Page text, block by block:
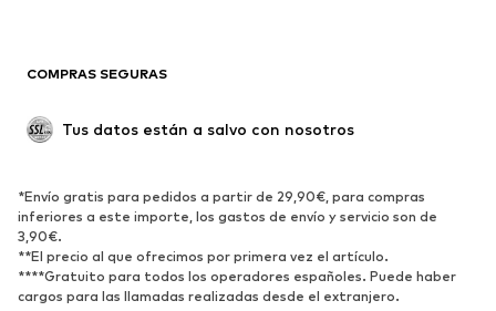
COMPRAS SEGURAS
Tus datos están a salvo con nosotros
*Envío gratis para pedidos a partir de 29,90€, para compras
inferiores a este importe, los gastos de envío y servicio son de
3,90€.
**El precio al que ofrecimos por primera vez el artículo.
****Gratuito para todos los operadores españoles. Puede haber
cargos para las llamadas realizadas desde el extranjero.